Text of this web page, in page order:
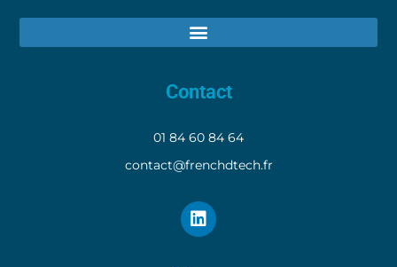
Contact
01 84 60 84 64
contact@frenchdtech.fr